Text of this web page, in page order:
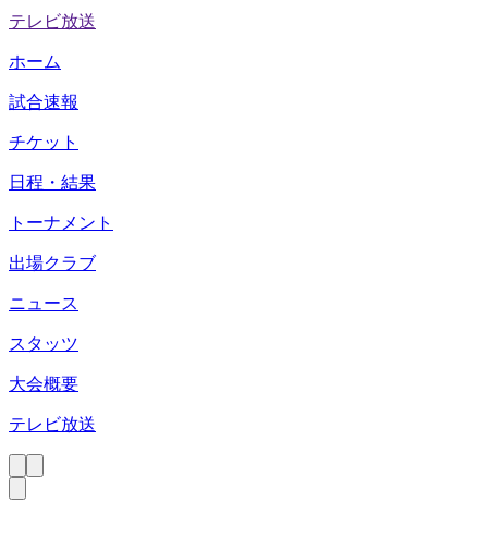
テレビ放送
ホーム
試合速報
チケット
日程・結果
トーナメント
出場クラブ
ニュース
スタッツ
大会概要
テレビ放送